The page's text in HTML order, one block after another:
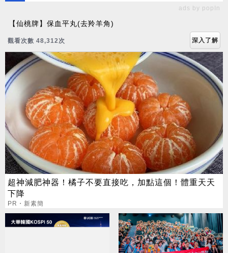
ads by popIn
【仙桃牌】保血平丸(去羚羊角)
觀看次數 48,314次 深入了解
超神減肥神器！橘子不要直接吃，加點這個！體重天天
下降
PR・新素簡